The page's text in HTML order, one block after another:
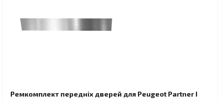
Ремкомплект передніх дверей для Peugeot Partner I